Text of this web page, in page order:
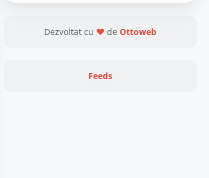
Dezvoltat cu ❤ de Ottoweb
Feeds